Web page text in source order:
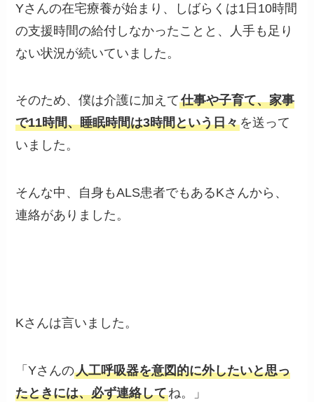
Yさんの在宅療養が始まり、しばらくは1日10時間
の支援時間の給付しなかったことと、人手も足り
ない状況が続いていました。
そのため、僕は介護に加えて仕事や子育て、家事
で11時間、睡眠時間は3時間という日々を送って
いました。
そんな中、自身もALS患者でもあるKさんから、
連絡がありました。
Kさんは言いました。
「Yさんの人工呼吸器を意図的に外したいと思っ
たときには、必ず連絡してね。」